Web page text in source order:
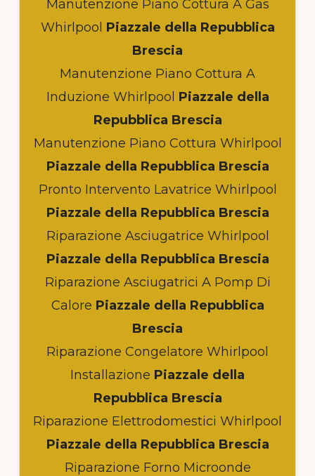
Manutenzione Piano Cottura A Gas
Whirlpool Piazzale della Repubblica
Brescia
Manutenzione Piano Cottura A
Induzione Whirlpool Piazzale della
Repubblica Brescia
Manutenzione Piano Cottura Whirlpool
Piazzale della Repubblica Brescia
Pronto Intervento Lavatrice Whirlpool
Piazzale della Repubblica Brescia
Riparazione Asciugatrice Whirlpool
Piazzale della Repubblica Brescia
Riparazione Asciugatrici A Pomp Di
Calore Piazzale della Repubblica
Brescia
Riparazione Congelatore Whirlpool
Installazione Piazzale della
Repubblica Brescia
Riparazione Elettrodomestici Whirlpool
Piazzale della Repubblica Brescia
Riparazione Forno Microonde